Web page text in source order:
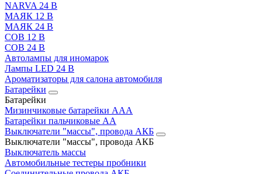
NARVA 24 В
МАЯК 12 В
МАЯК 24 В
COB 12 В
COB 24 В
Автолампы для иномарок
Лампы LED 24 B
Ароматизаторы для салона автомобиля
Батарейки
Батарейки
Мизинчиковые батарейки AAA
Батарейки пальчиковые АА
Выключатели "массы", провода АКБ
Выключатели "массы", провода АКБ
Выключатель массы
Автомобильные тестеры пробники